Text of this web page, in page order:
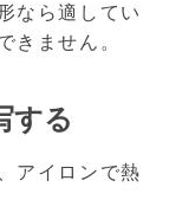
なら適してい
きません。
する
アイロンで熱